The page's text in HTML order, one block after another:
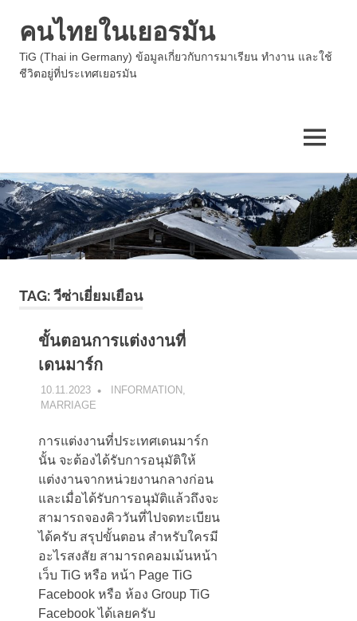
Skip
to
content
คนไทยในเยอรมัน
TiG (Thai in Germany) ข้อมูลเกี่ยวกับการมาเรียน ทำงาน และใช้
ชีวิตอยู่ที่ประเทศเยอรมัน
MENU
TAG:วีซ่าเยี่ยมเยือน
ขั้นตอนการแต่งงานที่
เดนมาร์ก
10.11.2023 TIG
INFORMATION,
MARRIAGE
การแต่งงานที่ประเทศเดนมาร์ก
นั้น จะต้องได้รับการอนุมัติให้
แต่งงานจากหน่วยงานกลางก่อน
และเมื่อได้รับการอนุมัติแล้วถึงจะ
สามารถจองคิววันที่ไปจดทะเบียน
ได้ครับ สรุปขั้นตอน สำหรับใครมี
อะไรสงสัย สามารถคอมเม้นหน้า
เว็บ TiG หรือ หน้า Page TiG
Facebook หรือ ห้อง Group TiG
Facebook ได้เลยครับ